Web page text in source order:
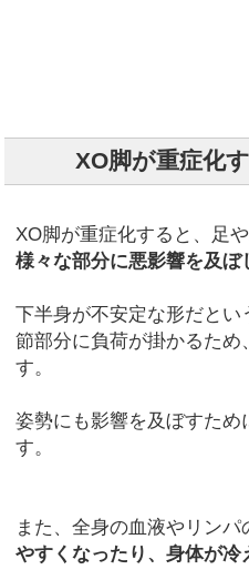
XO脚が重症化
XO脚が重症化すると、足
様々な部分に悪影響を及ぼ
下半身が不安定な形だとい
節部分に負荷が掛かるため
す。
姿勢にも影響を及ぼすため
す。
また、全身の血液やリンパ
やすくなったり、身体が冷